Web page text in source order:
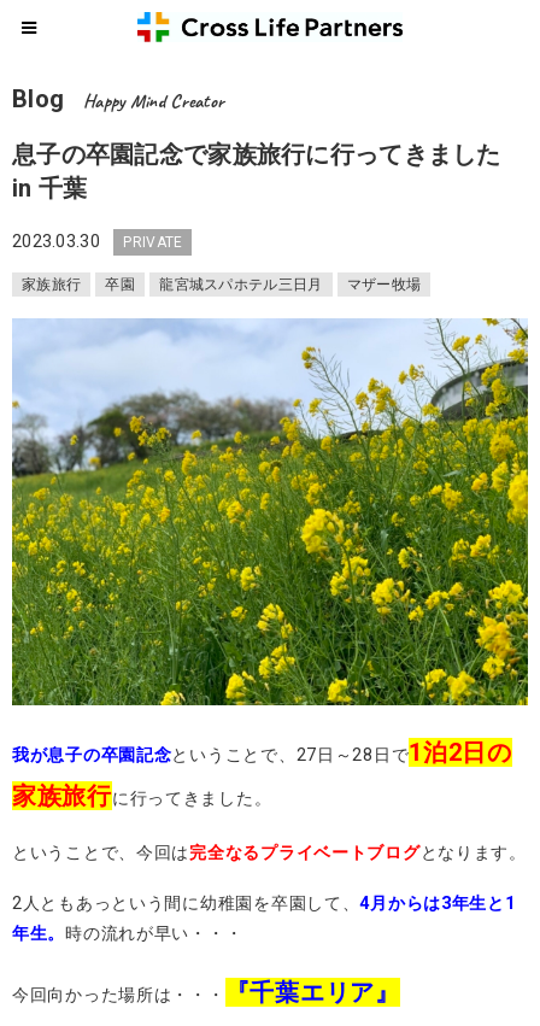
Blog Happy Mind Creator
息子の卒園記念で家族旅行に行ってきました
in 千葉
2023.03.30 PRIVATE
家族旅行 卒園 龍宮城スパホテル三日月 マザー牧場
我が息子の卒園記念ということで、27日～28日で1泊2日の
家族旅行に行ってきました。
ということで、今回は完全なるプライベートブログとなります。
2人ともあっという間に幼稚園を卒園して、4月からは3年生と1
年生。時の流れが早い・・・
今回向かった場所は・・・ 『千葉エリア』